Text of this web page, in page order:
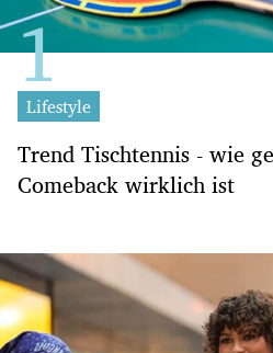
Lifestyle
Trend Tischtennis - wie
Comeback wirklich ist